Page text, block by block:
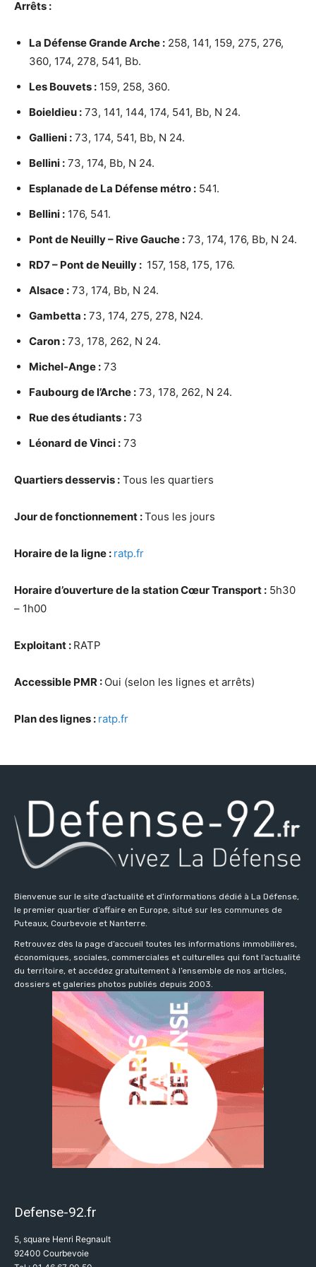
Arrêts :
La Défense Grande Arche : 258, 141, 159, 275, 276,
360, 174, 278, 541, Bb.
Les Bouvets : 159, 258, 360.
Boieldieu : 73, 141, 144, 174, 541, Bb, N 24.
Gallieni : 73, 174, 541, Bb, N 24.
Bellini : 73, 174, Bb, N 24.
Esplanade de La Défense métro : 541.
Bellini : 176, 541.
Pont de Neuilly – Rive Gauche : 73, 174, 176, Bb, N 24.
RD7 – Pont de Neuilly : 157, 158, 175, 176.
Alsace : 73, 174, Bb, N 24.
Gambetta : 73, 174, 275, 278, N24.
Caron : 73, 178, 262, N 24.
Michel-Ange : 73
Faubourg de l’Arche : 73, 178, 262, N 24.
Rue des étudiants : 73
Léonard de Vinci : 73
Quartiers desservis : Tous les quartiers
Jour de fonctionnement :Tous les jours
Horaire de la ligne : ratp.fr
Horaired’ouverture de la station Cœur Transport : 5h30
– 1h00
Exploitant : RATP
Accessible PMR : Oui (selon les lignes et arrêts)
Plan des lignes : ratp.fr
Bienvenue sur le site d’actualité et d’informations dédié à La Défense,
le premier quartier d’affaire en Europe, situé sur les communes de
Puteaux, Courbevoie et Nanterre.
Retrouvez dès la page d’accueil toutes les informations immobilières,
économiques, sociales, commerciales et culturelles qui font l’actualité
du territoire, et accédez gratuitement à l’ensemble de nos articles,
dossiers et galeries photos publiés depuis 2003.
Defense-92.fr
5, square Henri Regnault
92400 Courbevoie